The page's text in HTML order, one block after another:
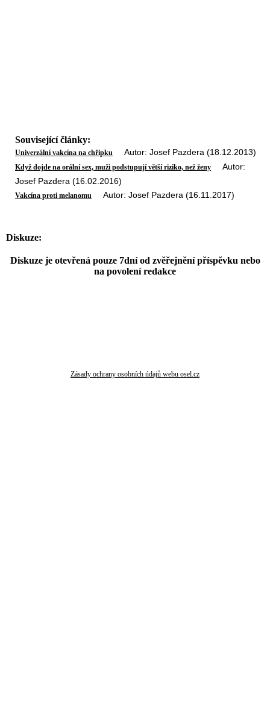
Související články:
Univerzální vakcína na chřipku Autor: Josef Pazdera (18.12.2013)
Když dojde na orální sex, muži podstupují větší riziko, než ženy Autor:
Josef Pazdera (16.02.2016)
Vakcína proti melanomu Autor: Josef Pazdera (16.11.2017)
Diskuze:
Diskuze je otevřená pouze 7dní od zvěřejnění příspěvku nebo
na povolení redakce
Zásady ochrany osobních údajů webu osel.cz